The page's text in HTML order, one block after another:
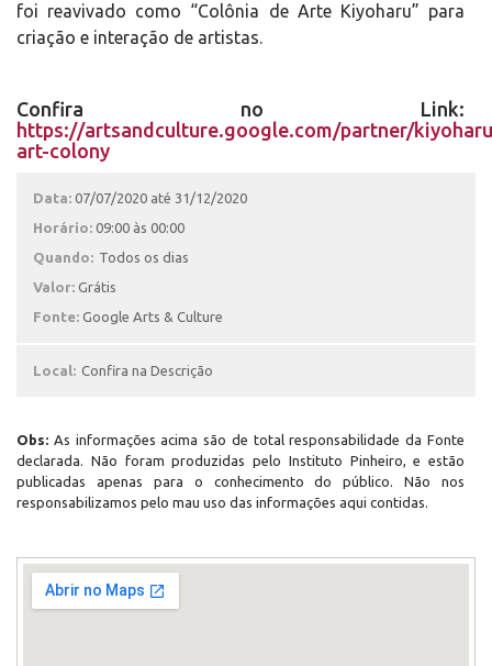
foi reavivado como “Colônia de Arte Kiyoharu” para
criação e interação de artistas.
Confira no Link:
https://artsandculture.google.com/partner/
art-colony
Data: 07/07/2020 até 31/12/2020
Horário: 09:00 às 00:00
Quando: Todos os dias
Valor: Grátis
Fonte: Google Arts & Culture
Local: Confira na Descrição
Obs: As informações acima são de total responsabilidade da Fonte
declarada. Não foram produzidas pelo Instituto Pinheiro, e estão
publicadas apenas para o conhecimento do público. Não nos
responsabilizamos pelo mau uso das informações aqui contidas.